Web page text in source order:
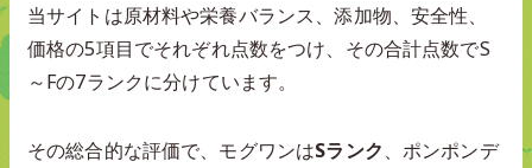
当サイトは原材料や栄養バランス、添加物、安全性、
価格の5項目でそれぞれ点数をつけ、その合計点数でS
～Fの7ランクに分けています。
その総合的な評価で、モグワンはSランク、ポンポンデ